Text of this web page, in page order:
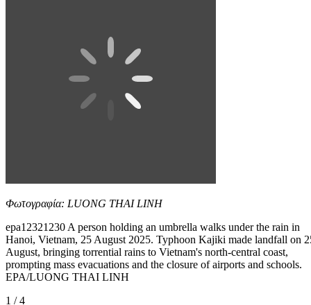
Φωτογραφία: LUONG THAI LINH
epa12321230 A person holding an umbrella walks under the rain in
Hanoi, Vietnam, 25 August 2025. Typhoon Kajiki made landfall on
August, bringing torrential rains to Vietnam's north-central coast,
prompting mass evacuations and the closure of airports and schools.
EPA/LUONG THAI LINH
1 / 4